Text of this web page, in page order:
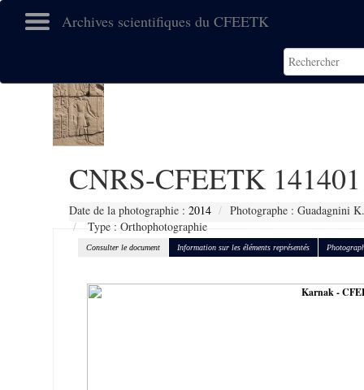
Archives scientifiques du CFEETK
CNRS-CFEETK 141401
Date de la photographie : 2014
Photographe : Guadagnini K.
Type : Orthophotographie
Consulter le document Information sur les éléments représentés